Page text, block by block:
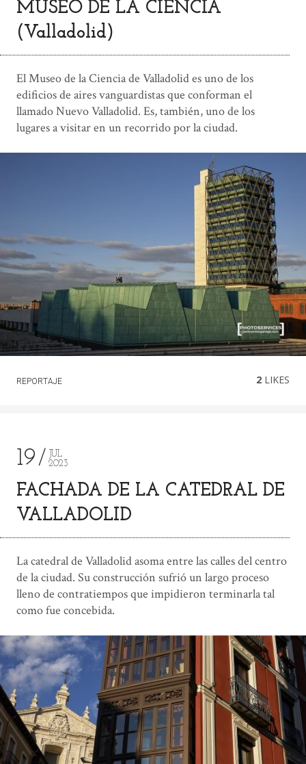
MUSEO DE LA CIENCIA
(Valladolid)
El Museo de la Ciencia de Valladolid es uno de los
edificios de aires vanguardistas que conforman el
llamado Nuevo Valladolid. Es, también, uno de los
lugares a visitar en un recorrido por la ciudad.
REPORTAJE 2 LIKES
19
JUL
2023
FACHADA DE LA CATEDRAL DE
VALLADOLID
La catedral de Valladolid asoma entre las calles del centro
de la ciudad. Su construcción sufrió un largo proceso
lleno de contratiempos que impidieron terminarla tal
como fue concebida.